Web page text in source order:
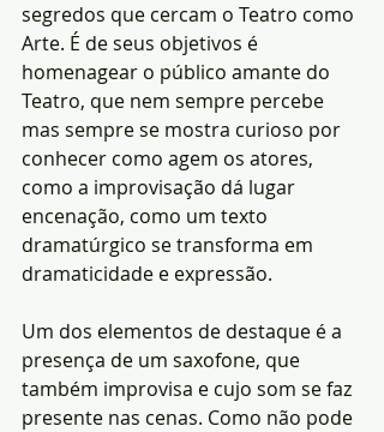
segredos que cercam o Teatro como
Arte. É de seus objetivos é
homenagear o público amante do
Teatro, que nem sempre percebe
mas sempre se mostra curioso por
conhecer como agem os atores,
como a improvisação dá lugar
encenação, como um texto
dramatúrgico se transforma em
dramaticidade e expressão.
Um dos elementos de destaque é a
presença de um saxofone, que
também improvisa e cujo som se faz
presente nas cenas. Como não pode